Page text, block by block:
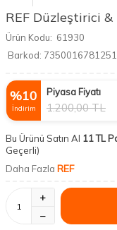
REF Düzleştirici
Ürün Kodu: 61930
Barkod: 7350016781251
%10
İndirim
Piyasa Fiyatı
1.200,00TL
Bu Ürünü Satın Al 11 TL
Geçerli)
Daha Fazla REF